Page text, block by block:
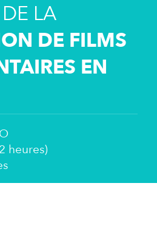
LA
DE FILMS
EN
heures)